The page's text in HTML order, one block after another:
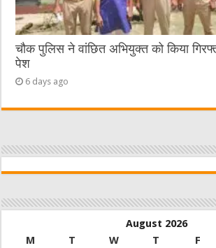
चौक पुलिस ने वांछित अभियुक्त को किया
पेश
6 days ago
August 2026
M
T W T F